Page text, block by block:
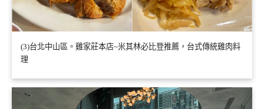
(3)台北中山區。雞家莊本店~米其林必比登推薦，台式傳統雞肉料
理